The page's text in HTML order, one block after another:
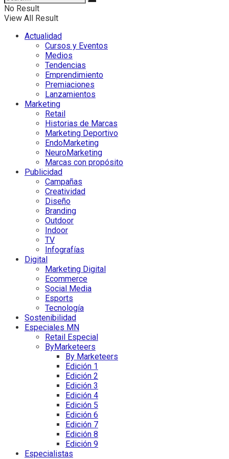
No Result
View All Result
Actualidad
Cursos y Eventos
Medios
Tendencias
Emprendimiento
Premiaciones
Lanzamientos
Marketing
Retail
Historias de Marcas
Marketing Deportivo
EndoMarketing
NeuroMarketing
Marcas con propósito
Publicidad
Campañas
Creatividad
Diseño
Branding
Outdoor
Indoor
TV
Infografías
Digital
Marketing Digital
Ecommerce
Social Media
Esports
Tecnología
Sostenibilidad
Especiales MN
Retail Especial
ByMarketeers
By Marketeers
Edición 1
Edición 2
Edición 3
Edición 4
Edición 5
Edición 6
Edición 7
Edición 8
Edición 9
Especialistas